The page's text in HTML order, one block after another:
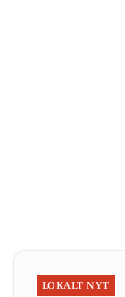
LOKALT NYT